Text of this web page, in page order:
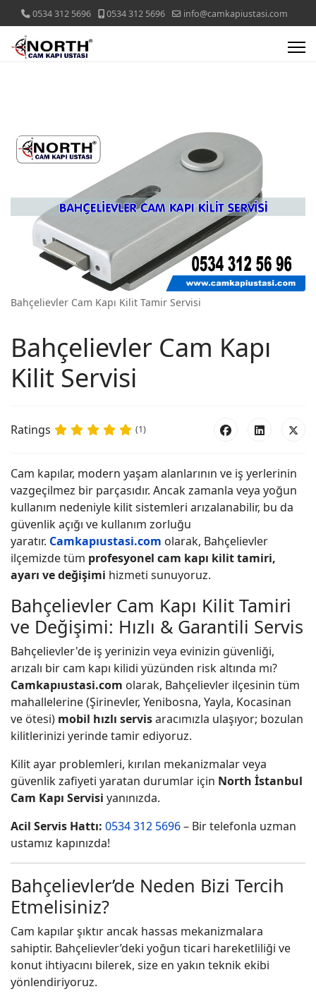
0534 312 5696 0534 312 5696 info@camkapiustasi.com
Bahçelievler Cam Kapı Kilit Tamir Servisi
Bahçelievler Cam Kapı
Kilit Servisi
Ratings (1)
Cam kapılar, modern yaşam alanlarının ve iş yerlerinin
vazgeçilmez bir parçasıdır. Ancak zamanla veya yoğun
kullanım nedeniyle kilit sistemleri arızalanabilir, bu da
güvenlik açığı ve kullanım zorluğu
yaratır. Camkapıustasi.com olarak, Bahçelievler
ilçemizde tüm profesyonel cam kapı kilit tamiri,
ayarı ve değişimi hizmeti sunuyoruz.
Bahçelievler Cam Kapı Kilit Tamiri
ve Değişimi: Hızlı & Garantili Servis
Bahçelievler'de iş yerinizin veya evinizin güvenliği,
arızalı bir cam kapı kilidi yüzünden risk altında mı?
Camkapıustasi.com olarak, Bahçelievler ilçesinin tüm
mahallelerine (Şirinevler, Yenibosna, Yayla, Kocasinan
ve ötesi) mobil hızlı servisaracımızla ulaşıyor; bozulan
kilitlerinizi yerinde tamir ediyoruz.
Kilit ayar problemleri, kırılan mekanizmalar veya
güvenlik zafiyeti yaratan durumlar için North İstanbul
Cam Kapı Servisi yanınızda.
Acil Servis Hattı: 0534 312 5696– Bir telefonla uzman
ustamız kapınızda!
Bahçelievler’de Neden Bizi Tercih
Etmelisiniz?
Cam kapılar şıktır ancak hassas mekanizmalara
sahiptir. Bahçelievler’deki yoğun ticari hareketliliği ve
konut ihtiyacını bilerek, size en yakın teknik ekibi
yönlendiriyoruz.